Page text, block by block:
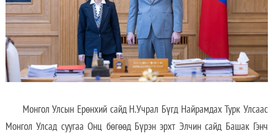
Монгол Улсын Ерөнхий сайд Н.Учрал Бүгд Найрамдах Турк Улсаас
Монгол Улсад суугаа Онц бөгөөд Бүрэн эрхт Элчин сайд Башак Гэнч